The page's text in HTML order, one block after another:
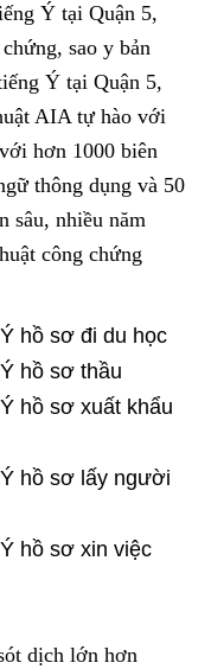
Ý tại Quận 5,
sao y bản
Ý tại Quận 5,
AIA tự hào với
hơn 1000 biên
thông dụng và 50
sâu, nhiều năm
công chứng
hồ sơ đi du học
hồ sơ thầu
hồ sơ xuất khẩu
hồ sơ lấy người
hồ sơ xin việc
dịch lớn hơn